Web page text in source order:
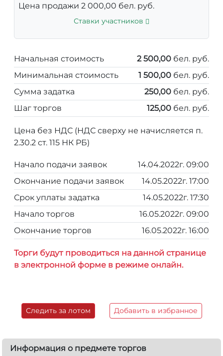
Цена продажи 2 000,00 бел. руб.
Ставки участников
Начальная стоимость 2 500,00 бел. руб.
Минимальная стоимость
1 500,00 бел. руб.
Сумма задатка
250,00 бел. руб.
Шаг торгов
125,00 бел. руб.
Цена без НДС (НДС сверху не начисляется п.
2.30.2 ст. 115 НК РБ)
Начало подачи заявок
14.04.2022г. 09:00
Окончание подачи заявок
14.05.2022г. 17:00
Срок уплаты задатка
14.05.2022г. 17:30
Начало торгов
16.05.2022г. 09:00
Окончание торгов
16.05.2022г. 16:00
Торги будут проводиться на данной странице
в электронной форме в режиме онлайн.
Следить за лотом Добавить в избранное
Информация о предмете торгов